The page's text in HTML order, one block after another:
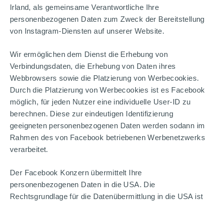
Irland, als gemeinsame Verantwortliche Ihre
personenbezogenen Daten zum Zweck der Bereitstellung
von Instagram-Diensten auf unserer Website.
Wir ermöglichen dem Dienst die Erhebung von
Verbindungsdaten, die Erhebung von Daten ihres
Webbrowsers sowie die Platzierung von Werbecookies.
Durch die Platzierung von Werbecookies ist es Facebook
möglich, für jeden Nutzer eine individuelle User-ID zu
berechnen. Diese zur eindeutigen Identifizierung
geeigneten personenbezogenen Daten werden sodann im
Rahmen des von Facebook betriebenen Werbenetzwerks
verarbeitet.
Der Facebook Konzern übermittelt Ihre
personenbezogenen Daten in die USA. Die
Rechtsgrundlage für die Datenübermittlung in die USA ist